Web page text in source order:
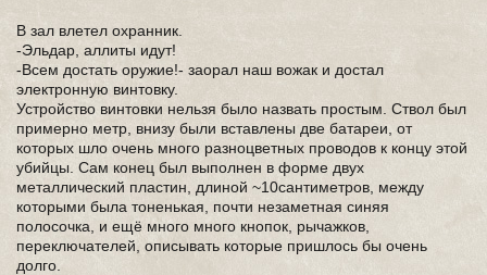
В зал влетел охранник.
-Эльдар, аллиты идут!
-Всем достать оружие!- заорал наш вожак и достал
электронную винтовку.
Устройство винтовки нельзя было назвать простым. Ствол был
примерно метр, внизу были вставлены две батареи, от
которых шло очень много разноцветных проводов к концу этой
убийцы. Сам конец был выполнен в форме двух
металлический пластин, длиной ~10сантиметров, между
которыми была тоненькая, почти незаметная синяя
полосочка, и ещё много много кнопок, рычажков,
переключателей, описывать которые пришлось бы очень
долго.